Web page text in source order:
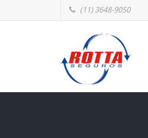
(11) 3648-9050